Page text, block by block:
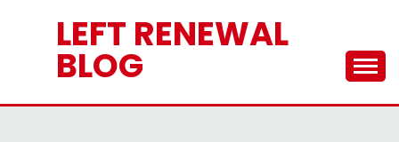
LEFT RENEWAL
BLOG